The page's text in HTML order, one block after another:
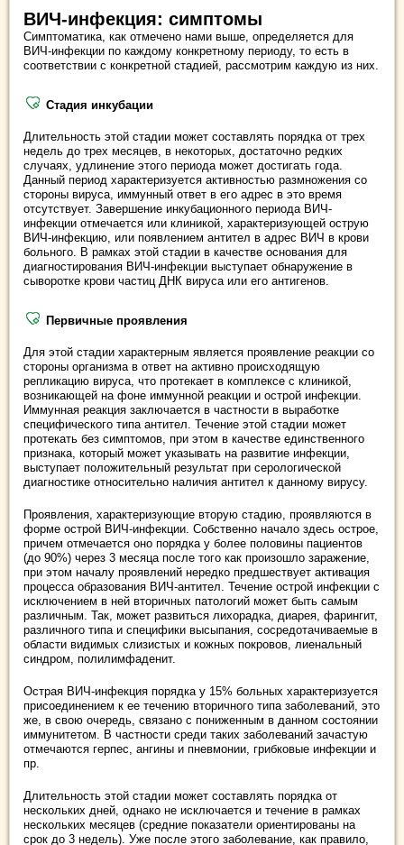
ВИЧ-инфекция: симптомы
Симптоматика, как отмечено нами выше, определяется для
ВИЧ-инфекции по каждому конкретному периоду, то есть в
соответствии с конкретной стадией, рассмотрим каждую из них.
Стадия инкубации
Длительность этой стадии может составлять порядка от трех
недель до трех месяцев, в некоторых, достаточно редких
случаях, удлинение этого периода может достигать года.
Данный период характеризуется активностью размножения со
стороны вируса, иммунный ответ в его адрес в это время
отсутствует. Завершение инкубационного периода ВИЧ-
инфекции отмечается или клиникой, характеризующей острую
ВИЧ-инфекцию, или появлением антител в адрес ВИЧ в крови
больного. В рамках этой стадии в качестве основания для
диагностирования ВИЧ-инфекции выступает обнаружение в
сыворотке крови частиц ДНК вируса или его антигенов.
Первичные проявления
Для этой стадии характерным является проявление реакции со
стороны организма в ответ на активно происходящую
репликацию вируса, что протекает в комплексе с клиникой,
возникающей на фоне иммунной реакции и острой инфекции.
Иммунная реакция заключается в частности в выработке
специфического типа антител. Течение этой стадии может
протекать без симптомов, при этом в качестве единственного
признака, который может указывать на развитие инфекции,
выступает положительный результат при серологической
диагностике относительно наличия антител к данному вирусу.
Проявления, характеризующие вторую стадию, проявляются в
форме острой ВИЧ-инфекции. Собственно начало здесь острое,
причем отмечается оно порядка у более половины пациентов
(до 90%) через 3 месяца после того как произошло заражение,
при этом началу проявлений нередко предшествует активация
процесса образования ВИЧ-антител. Течение острой инфекции с
исключением в ней вторичных патологий может быть самым
различным. Так, может развиться лихорадка, диарея, фарингит,
различного типа и специфики высыпания, сосредотачиваемые в
области видимых слизистых и кожных покровов, лиенальный
синдром, полилимфаденит.
Острая ВИЧ-инфекция порядка у 15% больных характеризуется
присоединением к ее течению вторичного типа заболеваний, это
же, в свою очередь, связано с пониженным в данном состоянии
иммунитетом. В частности среди таких заболеваний зачастую
отмечаются герпес, ангины и пневмонии, грибковые инфекции и
пр.
Длительность этой стадии может составлять порядка от
нескольких дней, однако не исключается и течение в рамках
нескольких месяцев (средние показатели ориентированы на
срок до 3 недель). Уже после этого заболевание, как правило,